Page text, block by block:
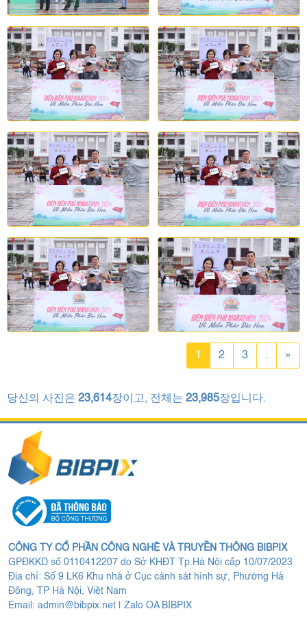
1 2 3 . »
당신의 사진은 23,614장이고, 전체는 23,985장입니다.
CÔNG TY CỔ PHẦN CÔNG NGHỆ VÀ TRUYỀN THÔNG BIBPIX
GPĐKKD số 0110412207 do Sở KHĐT Tp.Hà Nội cấp 10/07/2023
Địa chỉ: Số 9 LK6 Khu nhà ở Cục cảnh sát hình sự, Phường Hà
Đông, TP Hà Nội, Việt Nam
Email: admin@bibpix.net Zalo OA BIBPIX